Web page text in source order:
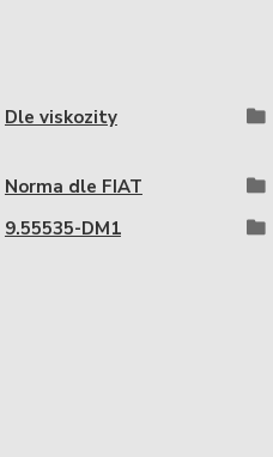
Dle viskozity
Norma dle FIAT
9.55535-DM1